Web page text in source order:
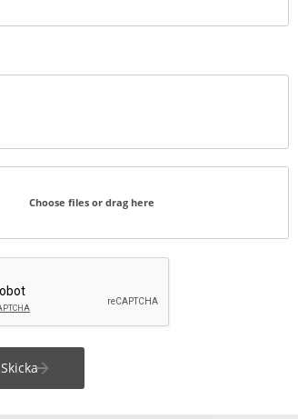
Choose files or drag here
Skicka